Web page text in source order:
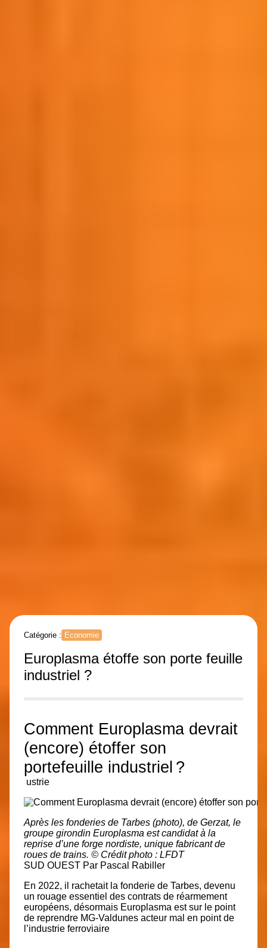
Catégorie : Economie
Europlasma étoffe son porte feuille
industriel ?
Comment Europlasma devrait
(encore) étoffer son
portefeuille industriel ?
ustrie
Après les fonderies de Tarbes (photo), de Gerzat, le
groupe girondin Europlasma est candidat à la
reprise d’une forge nordiste, unique fabricant de
roues de trains. © Crédit photo : LFDT
SUD OUEST Par Pascal Rabiller
En 2022, il rachetait la fonderie de Tarbes, devenu
un rouage essentiel des contrats de réarmement
européens, désormais Europlasma est sur le point
de reprendre MG-Valdunes acteur mal en point de
l’industrie ferroviaire